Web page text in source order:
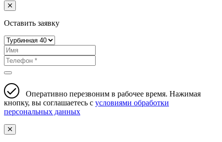
Оставить заявку
Оперативно перезвоним в рабочее время. Нажимая
кнопку, вы соглашаетесь с условиями обработки
персональных данных